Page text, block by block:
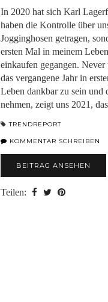
In 2020 hat sich Karl
haben die Kontrolle über
Jogginghosen getragen,
ersten Mal in meinem
einkaufen gegangen.
das vergangene Jahr in
Leben dankbar zu sein und
nehmen, zeigt uns 2021,
TRENDREPORT
KOMMENTAR SCHREIBEN
BEITRAG ANSEHEN
Teilen: